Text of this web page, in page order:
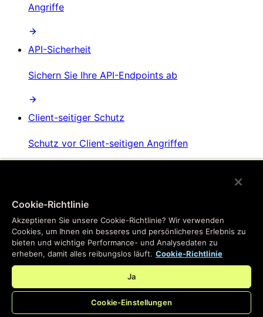
Angriffe
API-Sicherheit
Sichern Sie Ihre API-Endpoints ab
Client-seitiger Schutz
Schutz vor Client-seitigen Angriffen
Verhindern Sie, dass KI-Bots Website-Inhalte
scrapen
Cookie-Richtlinie
Akzeptieren Sie unsere Cookie-Richtlinie? Wir verwenden
Cookies, um Ihnen ein besseres und persönlicheres Erlebnis zu
bieten und wichtige Performance- und Analysedaten zu
erheben, damit alles reibungslos läuft. Cookie-Richtlinie
Ja
Cookie-Einstellungen